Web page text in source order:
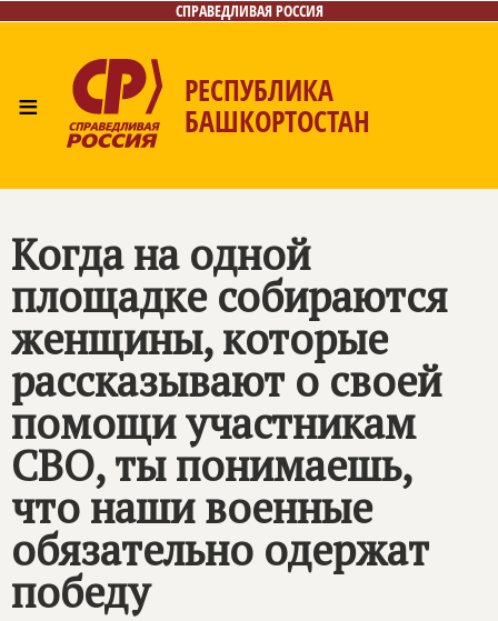
СПРАВЕДЛИВАЯ РОССИЯ
≡ РЕСПУБЛИКА
БАШКОРТОСТАН
Поиск
Когда на одной
площадке собираются
женщины, которые
рассказывают о своей
помощи участникам
СВО, ты понимаешь,
что наши военные
обязательно одержат
победу